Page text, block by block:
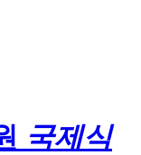
국제식